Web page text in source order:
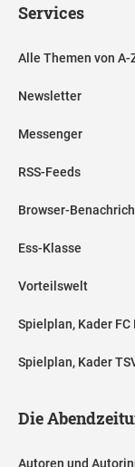
Services
Alle Themen von A-
Newsletter
Messenger
RSS-Feeds
Browser-
Ess-Klasse
Vorteilswelt
Spielplan, Kader FC
Spielplan, Kader
Die
Autoren und